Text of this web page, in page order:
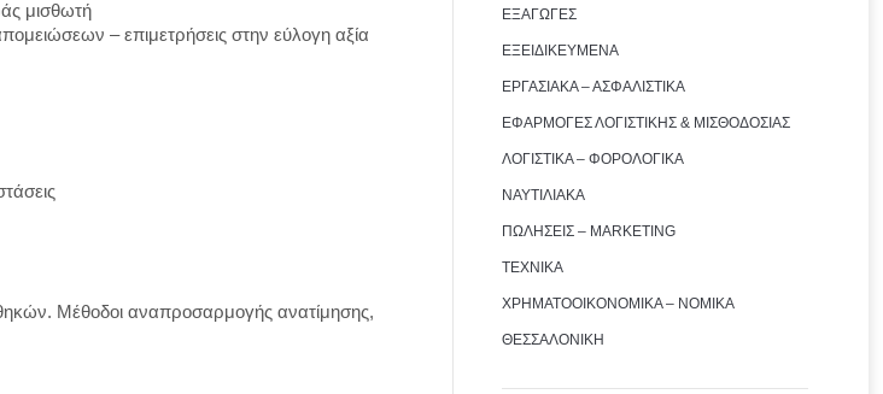
μισθωτή
– επιμετρήσεις στην εύλογη αξία
Μέθοδοι αναπροσαρμογής ανατίμησης,
ΕΞΑΓΩΓΕΣ
ΕΞΕΙΔΙΚΕΥΜΕΝΑ
ΕΡΓΑΣΙΑΚΑ – ΑΣΦΑΛΙΣΤΙΚΑ
ΕΦΑΡΜΟΓΕΣ ΛΟΓΙΣΤΙΚΗΣ & ΜΙΣΘΟΔΟΣΙΑΣ
ΛΟΓΙΣΤΙΚΑ – ΦΟΡΟΛΟΓΙΚΑ
ΝΑΥΤΙΛΙΑΚΑ
ΠΩΛΗΣΕΙΣ – MARKETING
ΤΕΧΝΙΚΑ
ΧΡΗΜΑΤΟΟΙΚΟΝΟΜΙΚΑ – ΝΟΜΙΚΑ
ΘΕΣΣΑΛΟΝΙΚΗ